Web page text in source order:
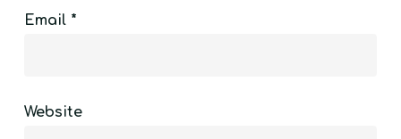
Email *
Website